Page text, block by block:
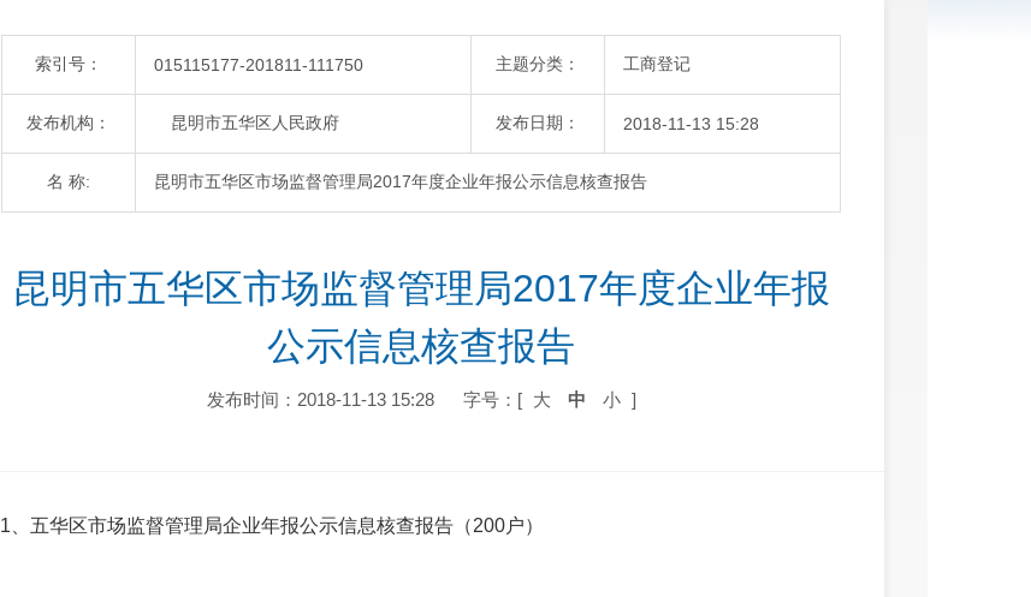
索引号： 015115177-201811-111750 主题分类： 工商登记
发布机构： 昆明市五华区人民政府 发布日期： 2018-11-13 15:28
名 称: 昆明市五华区市场监督管理局2017年度企业年报公示信息核查报告
昆明市五华区市场监督管理局2017年度企业年报
公示信息核查报告
发布时间：2018-11-13 15:28 字号：[ 大 中 小 ]
1、五华区市场监督管理局企业年报公示信息核查报告（200户）